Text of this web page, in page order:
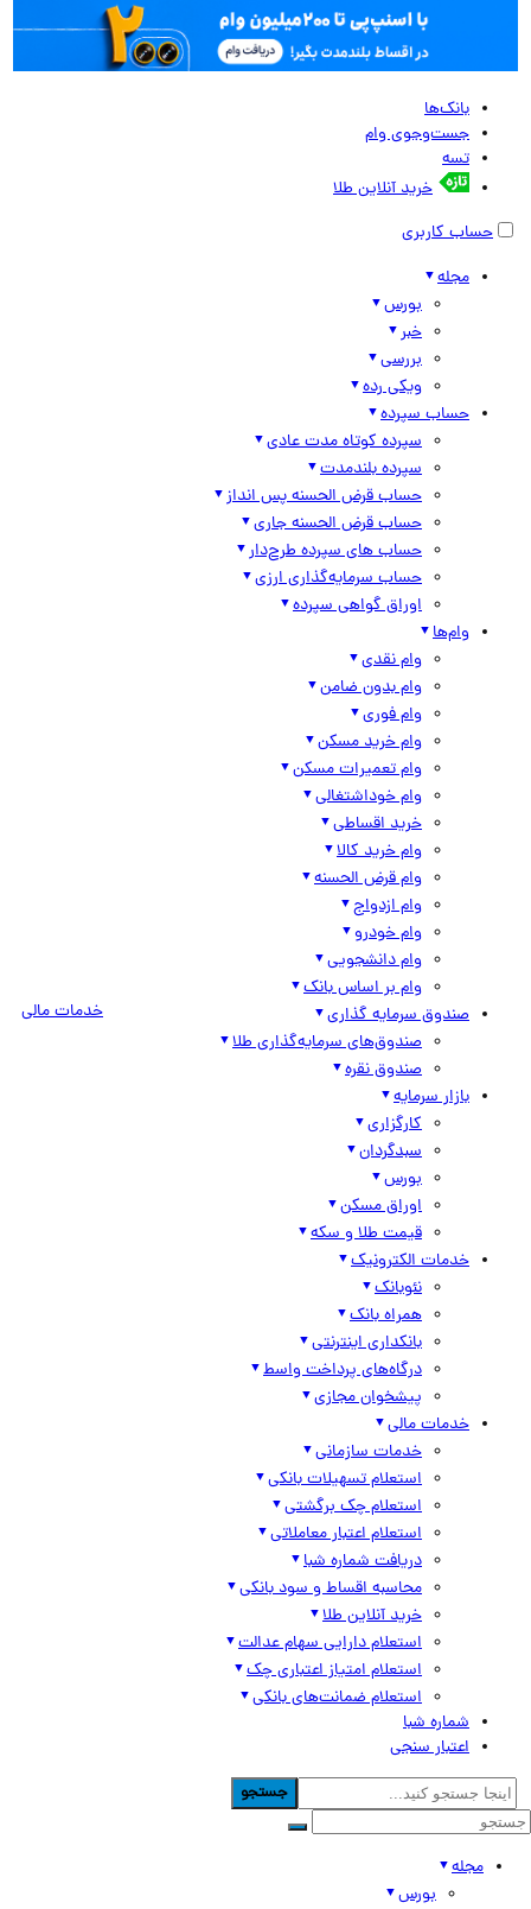
بانک‌ها
جست‌وجوی وام
تسه
خرید آنلاین طلا
حساب کاربری
مجله
بورس
خبر
بررسی
ویکی رده
حساب سپرده
سپرده کوتاه مدت عادی
سپرده بلندمدت
حساب قرض الحسنه پس انداز
حساب قرض الحسنه جاری
حساب های سپرده طرح‌دار
حساب سرمایه‌گذاری ارزی
اوراق گواهی سپرده
وام‌ها
وام نقدی
وام بدون ضامن
وام فوری
وام خرید مسکن
وام تعمیرات مسکن
وام خوداشتغالی
خرید اقساطی
وام خرید کالا
وام قرض الحسنه
وام ازدواج
وام خودرو
وام دانشجویی
وام بر اساس بانک
صندوق سرمایه گذاری
صندوق‌های سرمایه‌گذاری طلا
صندوق نقره
بازار سرمایه
کارگزاری
سبدگردان
بورس
اوراق مسکن
قیمت طلا و سکه
خدمات الکترونیک
نئوبانک
همراه بانک
بانکداری اینترنتی
درگاه‌های پرداخت واسط
پیشخوان مجازی
خدمات مالی
خدمات سازمانی
استعلام تسهیلات بانکی
استعلام چک برگشتی
استعلام اعتبار معاملاتی
دریافت شماره شبا
محاسبه اقساط و سود بانکی
خرید آنلاین طلا
استعلام دارایی سهام عدالت
استعلام امتیاز اعتباری چک
استعلام ضمانت‌های بانکی
شماره شبا
اعتبار سنجی
خدمات مالی
جستجو
مجله
بورس